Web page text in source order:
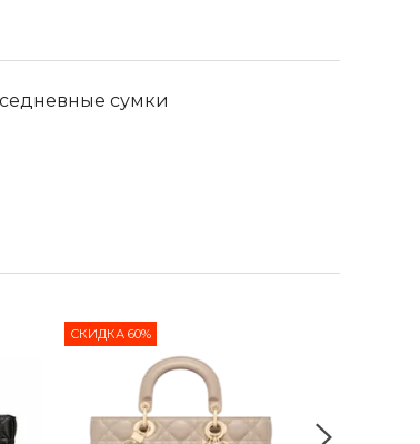
сумки
СКИДКА 60%